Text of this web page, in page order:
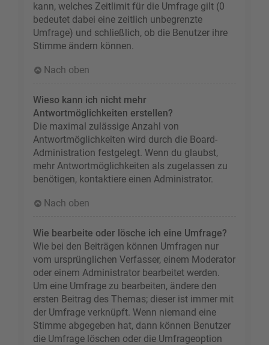
kann, welches Zeitlimit für die Umfrage gilt (0
bedeutet dabei eine zeitlich unbegrenzte
Umfrage) und schließlich, ob die Benutzer ihre
Stimme ändern können.
Nach oben
Wieso kann ich nicht mehr
Antwortmöglichkeiten erstellen?
Die maximal zulässige Anzahl von
Antwortmöglichkeiten wird durch die Board-
Administration festgelegt. Wenn du glaubst,
mehr Antwortmöglichkeiten als zugelassen zu
benötigen, kontaktiere einen Administrator.
Nach oben
Wie bearbeite oder lösche ich eine Umfrage?
Wie bei den Beiträgen können Umfragen nur
vom ursprünglichen Verfasser, einem Moderator
oder einem Administrator bearbeitet werden.
Um eine Umfrage zu bearbeiten, ändere den
ersten Beitrag des Themas; dieser ist immer mit
der Umfrage verknüpft. Wenn niemand eine
Stimme abgegeben hat, dann können Benutzer
die Umfrage löschen oder die Umfrageoption